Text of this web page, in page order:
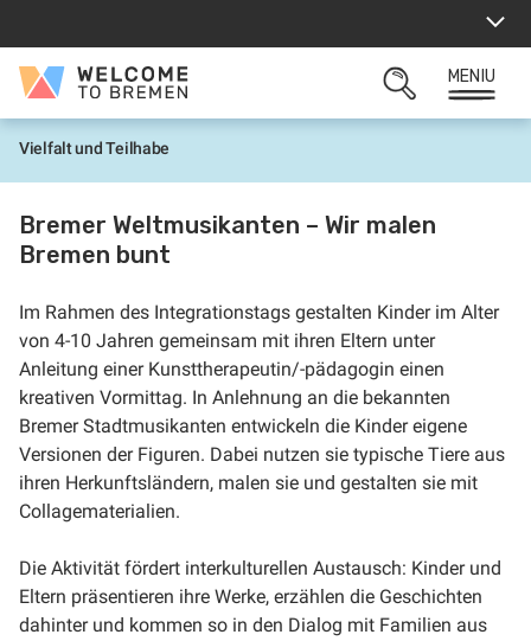
conținut
Welcome
Bremen
CĂUTARE
MENIU
P
m
a
p
i
ă
Vielfalt und Teilhabe
Bremer Weltmusikanten – Wir malen
Bremen bunt
Im Rahmen des Integrationstags gestalten Kinder im Alter
von 4-10 Jahren gemeinsam mit ihren Eltern unter
Anleitung einer Kunsttherapeutin/-pädagogin einen
kreativen Vormittag. In Anlehnung an die bekannten
Bremer Stadtmusikanten entwickeln die Kinder eigene
Versionen der Figuren. Dabei nutzen sie typische Tiere aus
ihren Herkunftsländern, malen sie und gestalten sie mit
Collagematerialien.
Die Aktivität fördert interkulturellen Austausch: Kinder und
Eltern präsentieren ihre Werke, erzählen die Geschichten
dahinter und kommen so in den Dialog mit Familien aus